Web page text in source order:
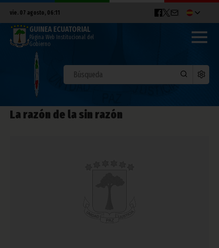
vie. 07 agosto, 06:11
GUINEA ECUATORIAL
Página Web Institucional del
Gobierno
La razón de la sin razón